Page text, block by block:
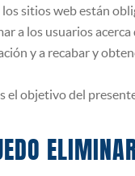
los sitios web están
a los usuarios
y a recabar y
el objetivo del